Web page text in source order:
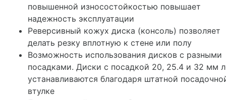
повышенной износостойкостью повышает
надежность эксплуатации
Реверсивный кожух диска (консоль) позволяет
делать резку вплотную к стене или полу
Возможность использования дисков с разными
посадками. Диски с посадкой 20, 25.4 и 32 мм
устанавливаются благодаря штатной
втулке